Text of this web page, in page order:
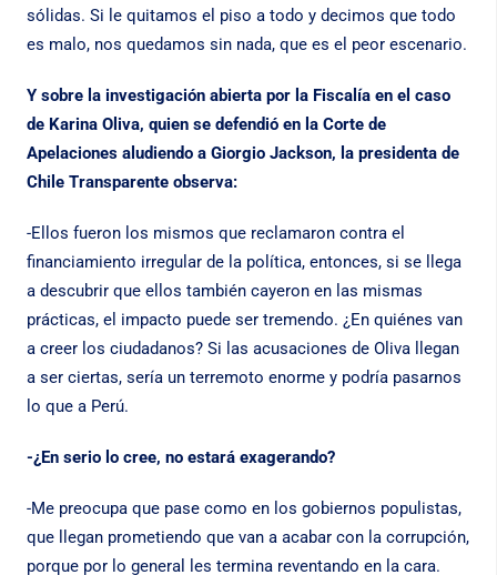
sólidas. Si le quitamos el piso a todo y decimos que todo
es malo, nos quedamos sin nada, que es el peor escenario.
Y sobre la investigación abierta por la Fiscalía en el caso
de Karina Oliva, quien se defendió en la Corte de
Apelaciones aludiendo a Giorgio Jackson, la presidenta de
Chile Transparente observa:
-Ellos fueron los mismos que reclamaron contra el
financiamiento irregular de la política, entonces, si se llega
a descubrir que ellos también cayeron en las mismas
prácticas, el impacto puede ser tremendo. ¿En quiénes van
a creer los ciudadanos? Si las acusaciones de Oliva llegan
a ser ciertas, sería un terremoto enorme y podría pasarnos
lo que a Perú.
-¿En serio lo cree, no estará exagerando?
-Me preocupa que pase como en los gobiernos populistas,
que llegan prometiendo que van a acabar con la corrupción,
porque por lo general les termina reventando en la cara.